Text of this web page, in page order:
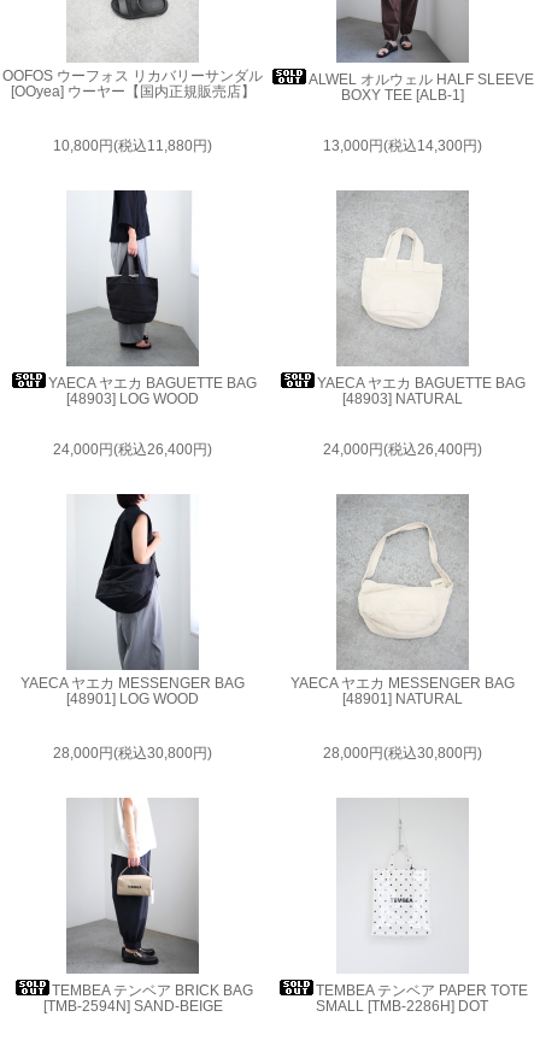
OOFOS ウーフォス リカバリーサンダル
[OOyea] ウーヤー【国内正規販売店】
10,800円(税込11,880円)
ALWEL オルウェル HALF SLEEVE
BOXY TEE [ALB-1]
13,000円(税込14,300円)
YAECA ヤエカ BAGUETTE BAG
[48903] LOG WOOD
24,000円(税込26,400円)
YAECA ヤエカ BAGUETTE BAG
[48903] NATURAL
24,000円(税込26,400円)
YAECA ヤエカ MESSENGER BAG
[48901] LOG WOOD
28,000円(税込30,800円)
YAECA ヤエカ MESSENGER BAG
[48901] NATURAL
28,000円(税込30,800円)
TEMBEA テンベア BRICK BAG
[TMB-2594N] SAND-BEIGE
TEMBEA テンベア PAPER TOTE
SMALL [TMB-2286H] DOT